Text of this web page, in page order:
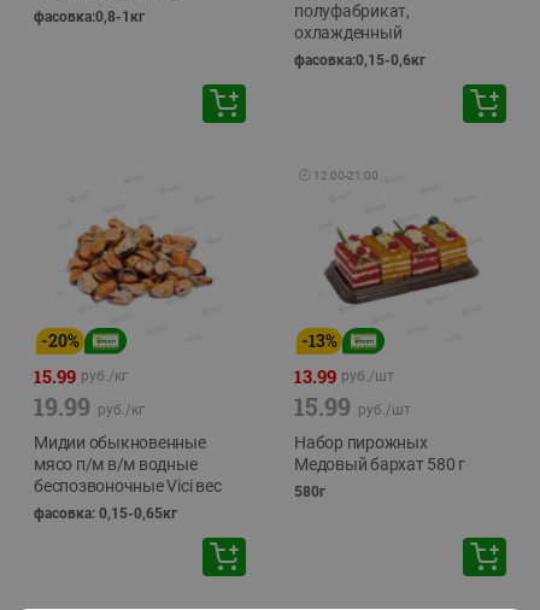
фасовка:0,8-1кг
полуфабрикат,
охлажденный
фасовка:0,15-0,6кг
-20%
15.99 руб./кг
19.99 руб./кг
Мидии обыкновенные
мясо п/м в/м водные
беспозвоночные Vici вес
фасовка: 0,15-0,65кг
🕘 12:00-21:00
-13%
13.99 руб./шт
15.99 руб./шт
Набор пирожных
Медовый бархат 580 г
580г